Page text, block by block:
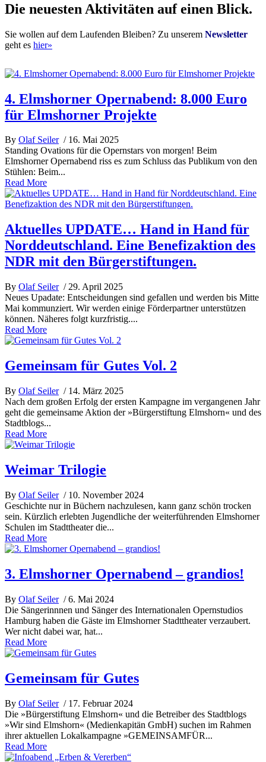
Die neuesten Aktivitäten auf einen Blick.
Sie wollen auf dem Laufenden Bleiben? Zu unserem Newsletter
geht es hier»
4. Elmshorner Opernabend: 8.000 Euro
für Elmshorner Projekte
By Olaf Seiler / 16. Mai 2025
Standing Ovations für die Opernstars von morgen! Beim
Elmshorner Opernabend riss es zum Schluss das Publikum von den
Stühlen: Beim...
Read More
Aktuelles UPDATE… Hand in Hand für
Norddeutschland. Eine Benefizaktion des
NDR mit den Bürgerstiftungen.
By Olaf Seiler / 29. April 2025
Neues Upadate: Entscheidungen sind gefallen und werden bis Mitte
Mai kommunziert. Wir werden einige Förderpartner unterstützen
können. Näheres folgt kurzfristig....
Read More
Gemeinsam für Gutes Vol. 2
By Olaf Seiler / 14. März 2025
Nach dem großen Erfolg der ersten Kampagne im vergangenen Jahr
geht die gemeinsame Aktion der »Bürgerstiftung Elmshorn« und des
Stadtblogs...
Read More
Weimar Trilogie
By Olaf Seiler / 10. November 2024
Geschichte nur in Büchern nachzulesen, kann ganz schön trocken
sein. Kürzlich erlebten Jugendliche der weiterführenden Elmshorner
Schulen im Stadttheater die...
Read More
3. Elmshorner Opernabend – grandios!
By Olaf Seiler / 6. Mai 2024
Die Sängerinnnen und Sänger des Internationalen Opernstudios
Hamburg haben die Gäste im Elmshorner Stadttheater verzaubert.
Wer nicht dabei war, hat...
Read More
Gemeinsam für Gutes
By Olaf Seiler / 17. Februar 2024
Die »Bürgerstiftung Elmshorn« und die Betreiber des Stadtblogs
»Wir sind Elmshorn« (Medienkapitän GmbH) suchen im Rahmen
ihrer aktuellen Lokalkampagne »GEMEINSAMFÜR...
Read More